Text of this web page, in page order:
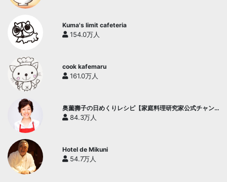
Kuma's limit cafeteria
154.0万人
cook kafemaru
161.0万人
奥薗壽子の日めくりレシピ【家庭料理研究家公式チャン
ネル】
84.3万人
Hotel de Mikuni
54.7万人